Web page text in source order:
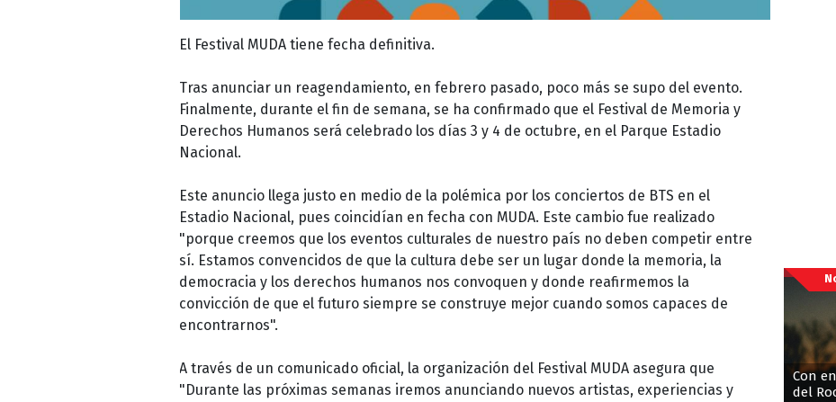
El Festival MUDA tiene fecha definitiva.
Tras anunciar un reagendamiento, en febrero pasado, poco más se supo del evento.
Finalmente, durante el fin de semana, se ha confirmado que el Festival de Memoria y
Derechos Humanos será celebrado los días 3 y 4 de octubre, en el Parque Estadio
Nacional.
Este anuncio llega justo en medio de la polémica por los conciertos de BTS en el
Estadio Nacional, pues coincidían en fecha con MUDA. Este cambio fue realizado
"porque creemos que los eventos culturales de nuestro país no deben competir entre
sí. Estamos convencidos de que la cultura debe ser un lugar donde la memoria, la
democracia y los derechos humanos nos convoquen y donde reafirmemos la
convicción de que el futuro siempre se construye mejor cuando somos capaces de
encontrarnos".
A través de un comunicado oficial, la organización del Festival MUDA asegura que
"Durante las próximas semanas iremos anunciando nuevos artistas, experiencias y
Con
del